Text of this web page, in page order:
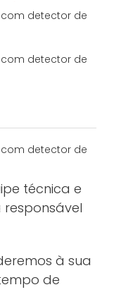
técnica e
à sua
de